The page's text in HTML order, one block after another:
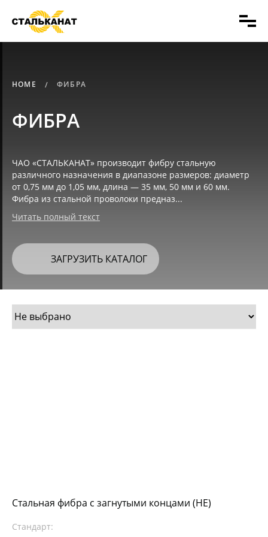
HOME ФИБРА
ФИБРА
ЧАО «СТАЛЬКАНАТ» производит фибру стальную
различного назначения в диапазоне размеров: диаметр
от 0,75 мм до 1,05 мм, длина — 35 мм, 50 мм и 60 мм.
Фибра из стальной проволоки предназ...
Читать полный текст
ЗАГРУЗИТЬ КАТАЛОГ
Стальная фибра с загнутыми концами (HE)
Стандарт: